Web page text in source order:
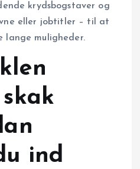
krydsbogstaver og
eller jobtitler – til at
muligheder.
ind